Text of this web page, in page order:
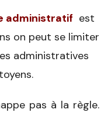
administratif est
on peut se limiter
administratives
pas à la règle.